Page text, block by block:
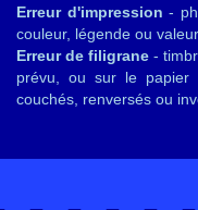
Erreur d'impression -
couleur, légende ou
Erreur de filigrane -
prévu, ou sur le papier
couchés, renversés ou